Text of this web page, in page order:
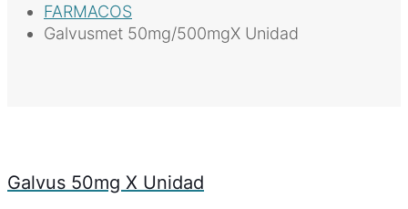
FARMACOS
Galvusmet 50mg/500mgX Unidad
Galvus 50mg X Unidad